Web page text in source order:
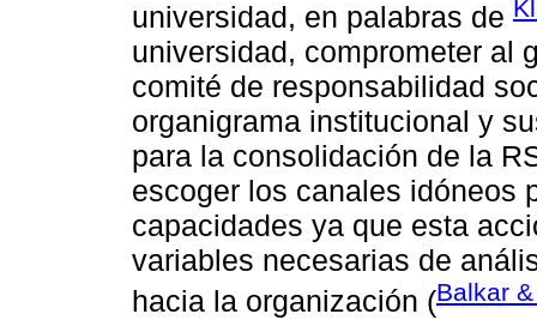
universidad, en palabras de
universidad, comprometer al
comité de responsabilidad
organigrama institucional y
para la consolidación de la
escoger los canales idóneos
capacidades ya que esta
variables necesarias de
hacia la organización (Balkar